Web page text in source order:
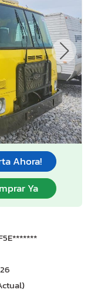
Ahora!
Ya